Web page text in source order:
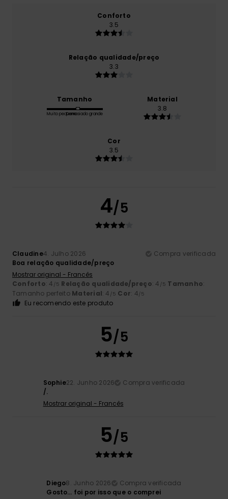
Conforto
3.5
Relação qualidade/preço
3.3
Tamanho
Muito pequenoDemasiado grande
Material
3.8
Cor
3.5
4/5
Claudine4. Julho 2026
Compra verificada
Boa relação qualidade/preço
Mostrar original - Francês
Conforto: 4 /5 Relação qualidade/preço: 4 /5 Tamanho:
Tamanho perfeito Material: 4 /5 Cor: 4/5
Eu recomendo este produto
5/5
Sophie22. Junho 2026
Compra verificada
/.
Mostrar original - Francês
5/5
Diego8. Junho 2026
Compra verificada
Gosto… foi por isso que o comprei